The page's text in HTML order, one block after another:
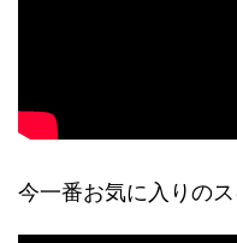
今一番お気に入りの